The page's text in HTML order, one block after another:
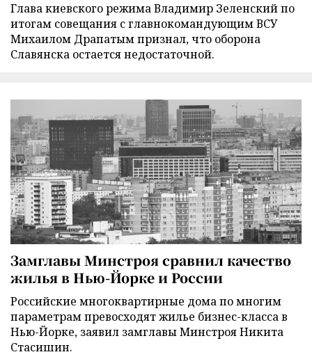
Глава киевского режима Владимир Зеленский по
итогам совещания с главнокомандующим ВСУ
Михаилом Драпатым признал, что оборона
Славянска остается недостаточной.
Замглавы Минстроя сравнил качество
жилья в Нью-Йорке и России
Российские многоквартирные дома по многим
параметрам превосходят жилье бизнес-класса в
Нью-Йорке, заявил замглавы Минстроя Никита
Стасишин.